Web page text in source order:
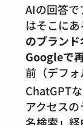
AIの回答
はそこにあ
のブラン
Googleで
前（デフォ
ChatGPT
アクセスの